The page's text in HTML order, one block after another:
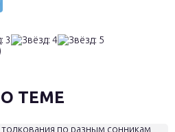
ТЕМЕ